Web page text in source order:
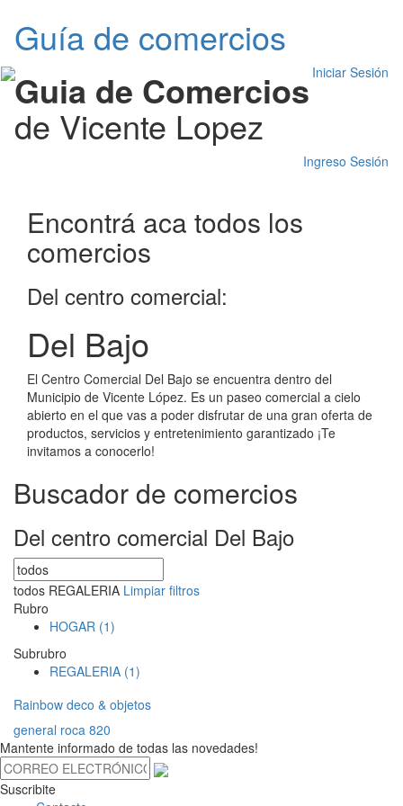
Guía de comercios
Iniciar Sesión
Guia de Comercios
de Vicente Lopez
Ingreso Sesión
Encontrá aca todos los
comercios
Del centro comercial:
Del Bajo
El Centro Comercial Del Bajo se encuentra dentro del
Municipio de Vicente López. Es un paseo comercial a cielo
abierto en el que vas a poder disfrutar de una gran oferta de
productos, servicios y entretenimiento garantizado ¡Te
invitamos a conocerlo!
Buscador de comercios
Del centro comercial Del Bajo
todos REGALERIA Limpiar filtros
Rubro
HOGAR (1)
Subrubro
REGALERIA (1)
Rainbow deco & objetos
general roca 820
Mantente informado de todas las novedades!
Suscribite